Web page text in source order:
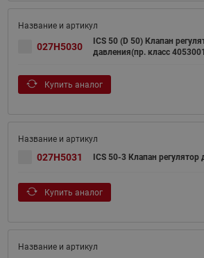
027H5030
ICS 50 (D 50) Клапан
давления(пр. класс
Купить аналог
027H5031 ICS 50-3 Клапан регулятор
Купить аналог